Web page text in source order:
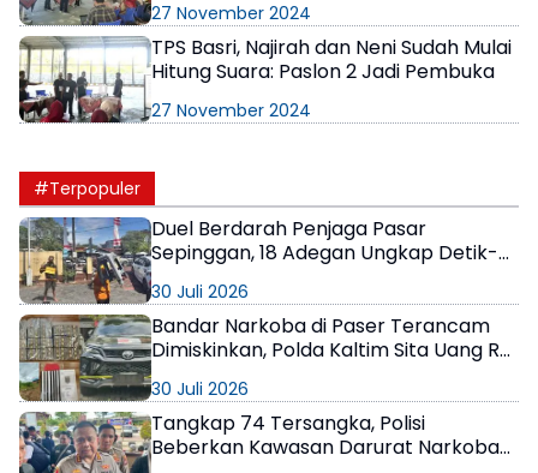
27 November 2024
TPS Basri, Najirah dan Neni Sudah Mulai
Hitung Suara: Paslon 2 Jadi Pembuka
27 November 2024
#Terpopuler
Duel Berdarah Penjaga Pasar
Sepinggan, 18 Adegan Ungkap Detik-
30 Juli 2026
Bandar Narkoba di Paser Terancam
Dimiskinkan, Polda Kaltim Sita Uang Rp1
30 Juli 2026
Tangkap 74 Tersangka, Polisi
Beberkan Kawasan Darurat Narkoba